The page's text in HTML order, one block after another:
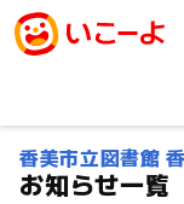
香美市立図書館
お知らせ一覧